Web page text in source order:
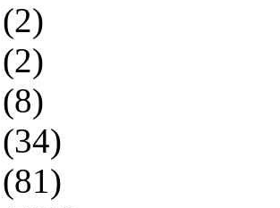
(2)
(2)
(8)
(34)
(81)